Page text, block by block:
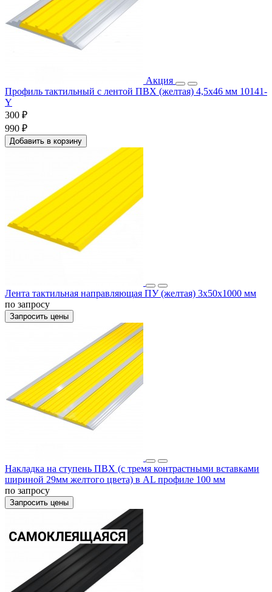
Акция
Профиль тактильный с лентой ПВХ (желтая) 4,5х46 мм 10141-
Y
300 ₽
990 ₽
Добавить в корзину
Лента тактильная направляющая ПУ (желтая) 3х50х1000 мм
по запросу
Запросить цены
Накладка на ступень ПВХ (с тремя контрастными вставками
шириной 29мм желтого цвета) в AL профиле 100 мм
по запросу
Запросить цены